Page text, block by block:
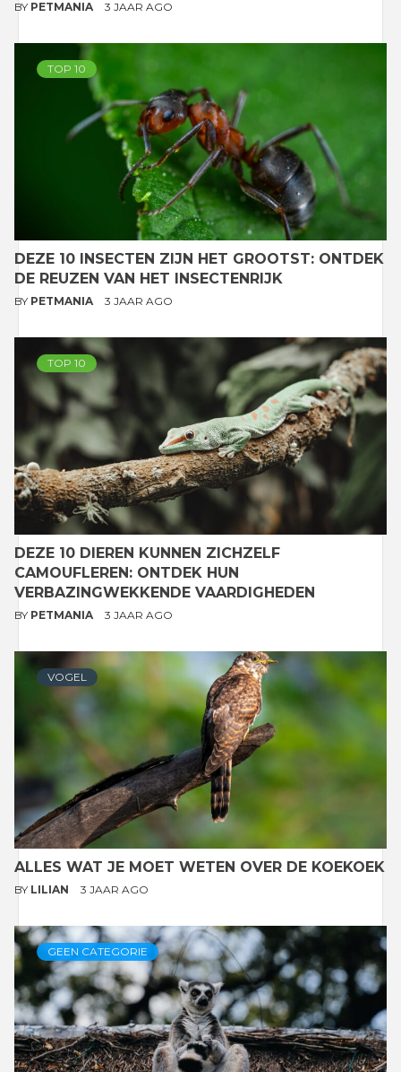
BY PETMANIA 3 JAAR AGO
TOP 10
DEZE 10 INSECTEN ZIJN HET GROOTST: ONTDEK
DE REUZEN VAN HET INSECTENRIJK
BY PETMANIA 3 JAAR AGO
TOP 10
DEZE 10 DIEREN KUNNEN ZICHZELF
CAMOUFLEREN: ONTDEK HUN
VERBAZINGWEKKENDE VAARDIGHEDEN
BY PETMANIA 3 JAAR AGO
VOGEL
ALLES WAT JE MOET WETEN OVER DE KOEKOEK
BY LILIAN 3 JAAR AGO
GEEN CATEGORIE